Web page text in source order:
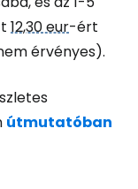
12,30 eur-ért
érvényes).
útmutatóban